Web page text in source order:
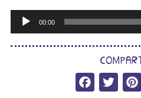
Tocador
áudio
00:00